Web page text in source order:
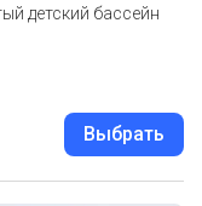
детский бассейн
Выбрать